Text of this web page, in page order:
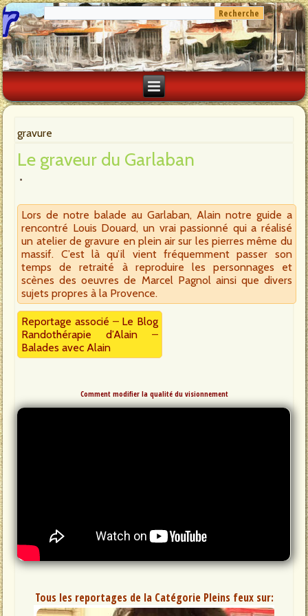
gravure
Le graveur du Garlaban
Lors de notre balade au Garlaban, Alain notre guide a
rencontré Louis Douard, un vrai passionné qui a réalisé
un atelier de gravure en plein air sur les pierres même du
massif. C’est là qu’il vient fréquemment passer son
temps de retraité à reproduire les personnages et
scènes des oeuvres de Marcel Pagnol ainsi que divers
sujets propres à la Provence.
Reportage associé – Le Blog
Randothérapie d’Alain –
Balades avec Alain
Comment modifier la qualité du visionnement
Tous les reportages de la Catégorie Pleins feux sur: